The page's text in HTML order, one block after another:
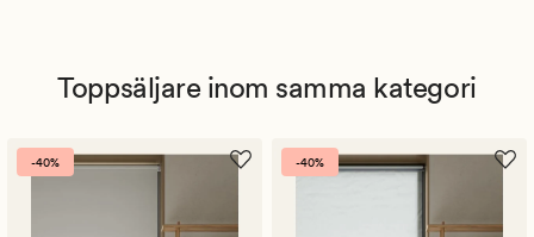
Toppsäljare inom samma kategori
-40% -40%